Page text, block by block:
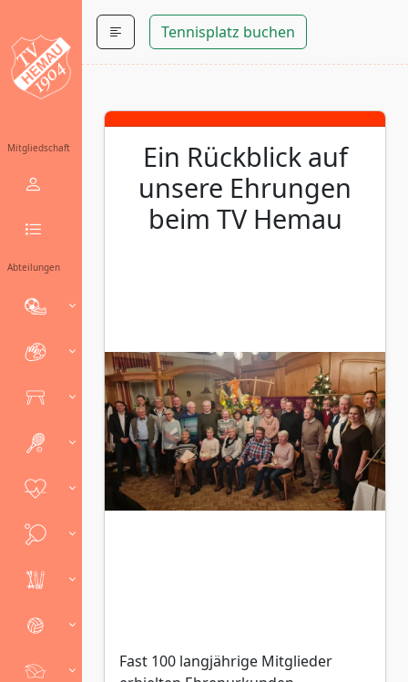
Mitgliedschaft
Abteilungen
Tennisplatz buchen
Ein Rückblick auf
unsere Ehrungen
beim TV Hemau
Fast 100 langjährige Mitglieder